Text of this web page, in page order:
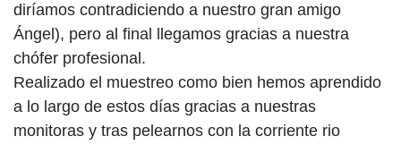
diríamos contradiciendo a nuestro gran amigo
Ángel), pero al final llegamos gracias a nuestra
chófer profesional.
Realizado el muestreo como bien hemos aprendido
a lo largo de estos días gracias a nuestras
monitoras y tras pelearnos con la corriente rio